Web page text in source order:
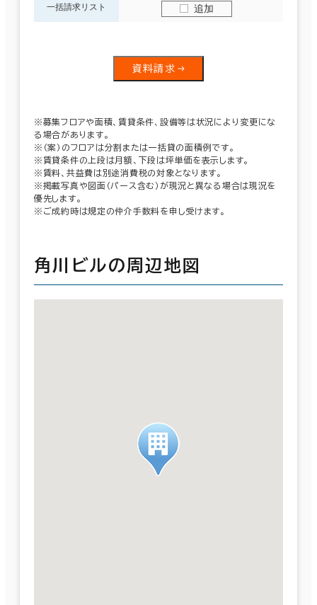
一括請求リスト 追加
資料請求
※募集フロアや面積、賃貸条件、設備等は状況により変更にな
る場合があります。
※（案）のフロアは分割または一括貸の面積例です。
※賃貸条件の上段は月額、下段は坪単価を表示します。
※賃料、共益費は別途消費税の対象となります。
※掲載写真や図面（パース含む）が現況と異なる場合は現況を
優先します。
※ご成約時は規定の仲介手数料を申し受けます。
角川ビルの周辺地図